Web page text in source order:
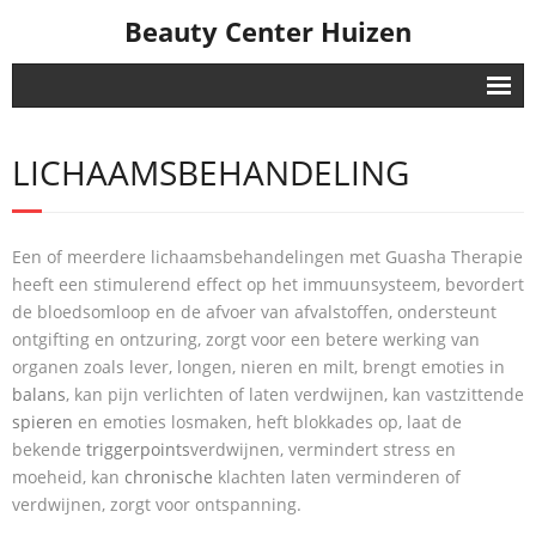
Beauty Center Huizen
Huidverzorging
- COLLAGEENVLIES behandeling
- HSR LIFTING behandeling
- REVERSIVE behandeling
- SEA CREATION behandeling
- BABOR Men behandeling
LICHAAMSBEHANDELING
Een of meerdere lichaamsbehandelingen met Guasha Therapie
heeft een stimulerend effect op het immuunsysteem, bevordert
de bloedsomloop en de afvoer van afvalstoffen, ondersteunt
ontgifting en ontzuring, zorgt voor een betere werking van
organen zoals lever, longen, nieren en milt, brengt emoties in
balans, kan pijn verlichten of laten verdwijnen, kan vastzittende
spieren en emoties losmaken, heft blokkades op, laat de
bekende triggerpointsverdwijnen, vermindert stress en
moeheid, kan chronische klachten laten verminderen of
verdwijnen, zorgt voor ontspanning.